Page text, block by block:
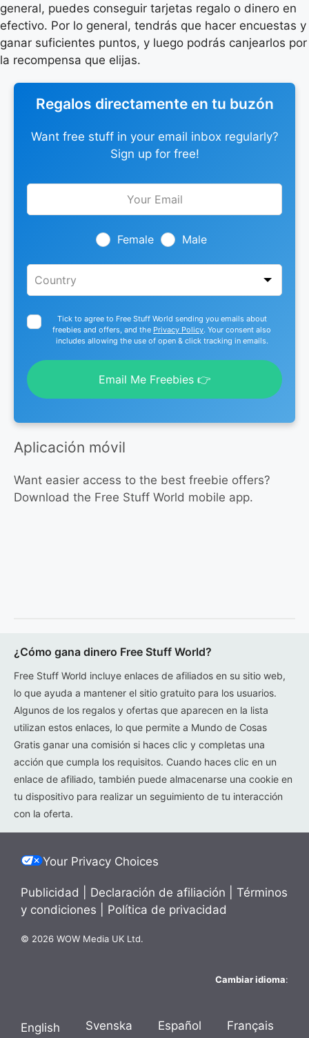
general, puedes conseguir tarjetas regalo o dinero en
efectivo. Por lo general, tendrás que hacer encuestas y
ganar suficientes puntos, y luego podrás canjearlos por
la recompensa que elijas.
Regalos directamente en tu buzón
Want free stuff in your email inbox regularly?
Sign up for free!
Leave
Female Male
Tick to agree to Free Stuff World sending you emails about
freebies and offers, and the Privacy Policy. Your consent also
includes allowing the use of open & click tracking in emails.
Email Me Freebies 👉
Aplicación móvil
Want easier access to the best freebie offers?
Download the Free Stuff World mobile app.
¿Cómo gana dinero Free Stuff World?
Free Stuff World incluye enlaces de afiliados en su sitio web,
lo que ayuda a mantener el sitio gratuito para los usuarios.
Algunos de los regalos y ofertas que aparecen en la lista
utilizan estos enlaces, lo que permite a Mundo de Cosas
Gratis ganar una comisión si haces clic y completas una
acción que cumpla los requisitos. Cuando haces clic en un
enlace de afiliado, también puede almacenarse una cookie en
tu dispositivo para realizar un seguimiento de tu interacción
con la oferta.
Your Privacy Choices
Publicidad Declaración de afiliación
Términos
y condiciones
Política de privacidad
© 2026 WOW Media UK Ltd.
Cambiar idioma:
English Svenska Español Français